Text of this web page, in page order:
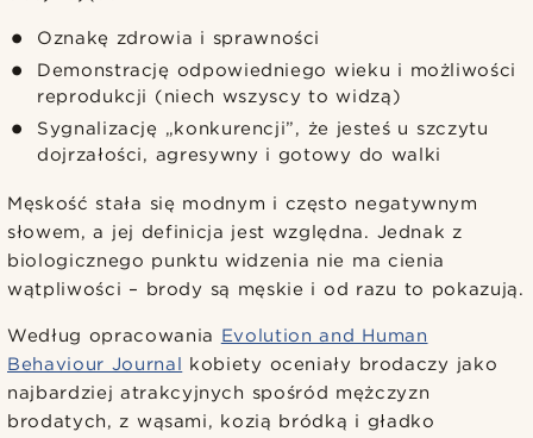
Oznakę zdrowia i sprawności
Demonstrację odpowiedniego wieku i możliwości
reprodukcji (niech wszyscy to widzą)
Sygnalizację „konkurencji”, że jesteś u szczytu
dojrzałości, agresywny i gotowy do walki
Męskość stała się modnym i często negatywnym
słowem, a jej definicja jest względna. Jednak z
biologicznego punktu widzenia nie ma cienia
wątpliwości – brody są męskie i od razu to pokazują.
Według opracowania Evolution and Human
Behaviour Journal
kobiety oceniały brodaczy jako
najbardziej atrakcyjnych spośród mężczyzn
brodatych, z wąsami, kozią bródką i gładko